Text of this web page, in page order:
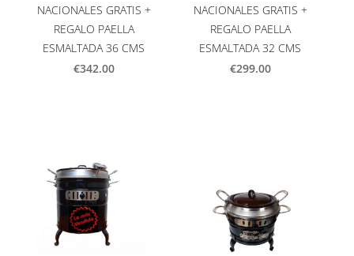
NACIONALES GRATIS +
REGALO PAELLA
ESMALTADA 36 CMS
€342.00
NACIONALES GRATIS +
REGALO PAELLA
ESMALTADA 32 CMS
€299.00